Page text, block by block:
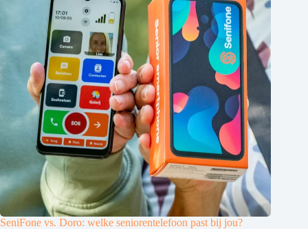
SeniFone vs. Doro: welke seniorentelefoon past bij jou?